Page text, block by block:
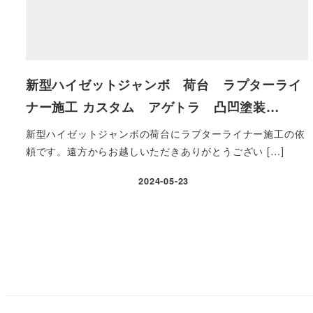
新型ハイゼットジャンボ 荷台 ラプターライ
ナー施工 カスタム アゲトラ 凸凹塗装…
新型ハイゼットジャンボの荷台にラプターライナー施工の依
頼です。遠方からお越しいただきありがとうござい […]
2024-05-23